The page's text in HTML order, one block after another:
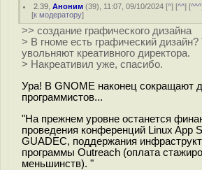
2.39 ,Аноним (39), 11:07, 09/10/2024 [^] [^^] [^^^
[к модератору]
>> создание графического дизайна
> В гноме есть графический дизайн?
увольняют креативного директора.
> Накреативил уже, спасибо.
Ура! В GNOME наконец сокращают
программистов...
"На прежнем уровне останется
проведения конференций Linux App
GUADEC, поддержания
программы Outreach (оплата
меньшинств). "